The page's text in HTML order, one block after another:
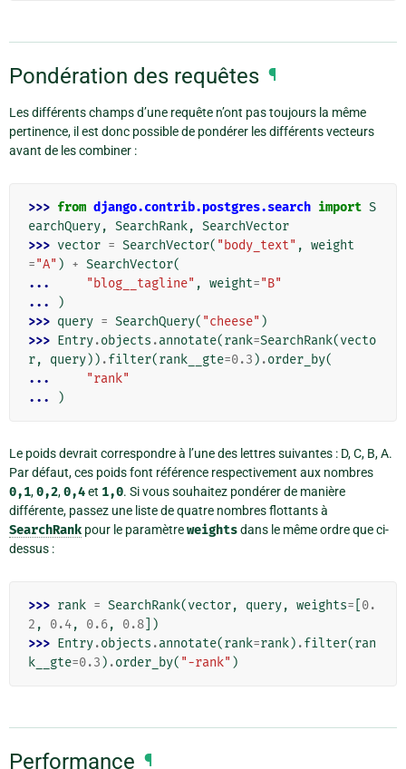
Pondération des requêtes ¶
Les différents champs d’une requête n’ont pas toujours la même
pertinence, il est donc possible de pondérer les différents vecteurs
avant de les combiner :
>>> from django.contrib.postgres.search import S
earchQuery, SearchRank, SearchVector
>>> vector = SearchVector( "body_text" , weight
="A" ) + SearchVector(
...
"blog__tagline" , weight="B"
...
)
>>> query = SearchQuery( "cheese" )
>>> Entry.objects .annotate(rank=SearchRank(vecto
r, query)) .filter(rank__gte=0.3 ) .order_by(
...
"rank"
...
)
Le poids devrait correspondre à l’une des lettres suivantes : D, C, B, A.
Par défaut, ces poids font référence respectivement aux nombres
0,1,0,2,0,4et 1,0. Si vous souhaitez pondérer de manière
différente, passez une liste de quatre nombres flottants à
SearchRank pour le paramètreweightsdans le même ordre que ci-
dessus :
>>> rank = SearchRank(vector, query, weights= 0.
2 , 0.4, 0.6, 0.8 ])
>>> Entry.objects .annotate(rank=rank) .filter(ran
k__gte=0.3 ) .order_by( "-rank" )
Performance ¶